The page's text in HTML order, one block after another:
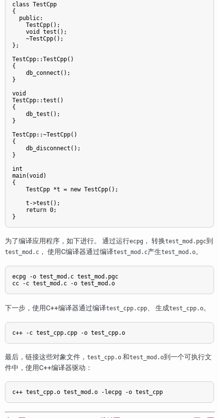
class TestCpp
{
  public:
    TestCpp();
    void test();
    ~TestCpp();
};
TestCpp::TestCpp()
{
    db_connect();
}
void
TestCpp::test()
{
    db_test();
}
TestCpp::~TestCpp()
{
    db_disconnect();
}
int
main(void)
{
    TestCpp *t = new TestCpp();
    t->test();
    return 0;
}
为了编译应用程序，如下进行。 通过运行ecpg ， 转换test_mod.pgc到
test_mod.c ， 使用C编译器通过编译test_mod.c产生test_mod.o。
ecpg -o test_mod.c test_mod.pgc
cc -c test_mod.c -o test_mod.o
下一步，使用C++编译器通过编译test_cpp.cpp、 生成test_cpp.o。
c++ -c test_cpp.cpp -o test_cpp.o
最后，链接这些对象文件， test_cpp.o 和test_mod.o到一个可执行文
件中，使用C++编译器驱动：
c++ test_cpp.o test_mod.o -lecpg -o test_cpp